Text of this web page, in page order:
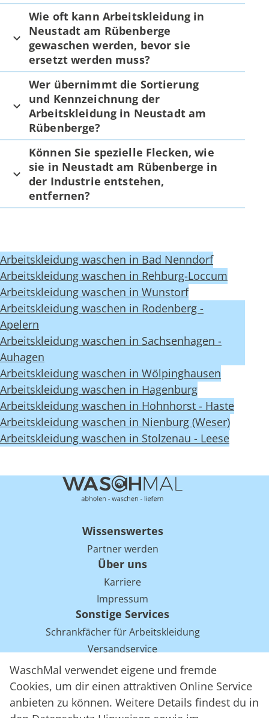
WaschMal verwendet eigene und fremde
Cookies, um dir einen attraktiven Online Service
anbieten zu können. Weitere Details findest du in
Wie oft kann Arbeitskleidung in
Neustadt am Rübenberge
gewaschen werden, bevor sie
ersetzt werden muss?
Wer übernimmt die Sortierung
und Kennzeichnung der
Arbeitskleidung in Neustadt am
Rübenberge?
Können Sie spezielle Flecken, wie
sie in Neustadt am Rübenberge in
der Industrie entstehen,
entfernen?
Arbeitskleidung waschen in Bad Nenndorf
Arbeitskleidung waschen in Rehburg-Loccum
Arbeitskleidung waschen in Wunstorf
Arbeitskleidung waschen in Rodenberg -
Apelern
Arbeitskleidung waschen in Sachsenhagen -
Auhagen
Arbeitskleidung waschen in Wölpinghausen
Arbeitskleidung waschen in Hagenburg
Arbeitskleidung waschen in Hohnhorst - Haste
Arbeitskleidung waschen in Nienburg (Weser)
Arbeitskleidung waschen in Stolzenau - Leese
Wissenswertes
Partner werden
Über uns
Karriere
Impressum
Sonstige Services
Schrankfächer für Arbeitskleidung
Versandservice
Einsparpotentiale für Mietwäsche bei Arbeitskleidung
Arbeitskleidung Tracking mit RFID